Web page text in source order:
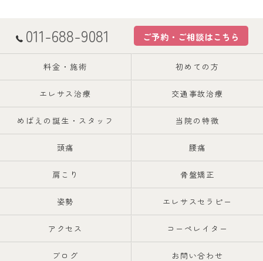
011-688-9081 ご予約・ご相談はこちら
料金・施術 初めての方
エレサス治療 交通事故治療
めばえの誕生・スタッフ 当院の特徴
頭痛 腰痛
肩こり 骨盤矯正
姿勢 エレサスセラピー
アクセス コーペレイター
ブログ お問い合わせ